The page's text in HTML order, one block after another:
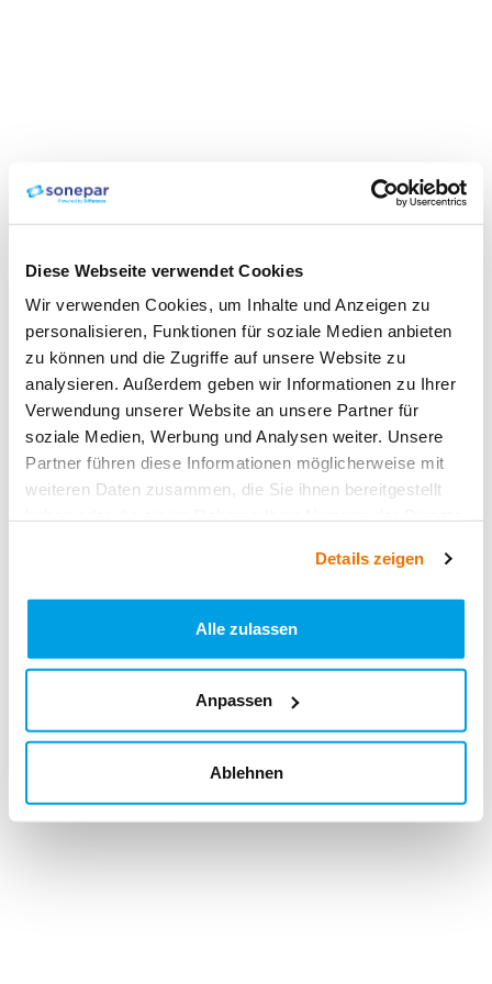
Diese Webseite verwendet Cookies
Wir verwenden Cookies, um Inhalte und Anzeigen zu
personalisieren, Funktionen für soziale Medien anbieten
zu können und die Zugriffe auf unsere Website zu
analysieren. Außerdem geben wir Informationen zu Ihrer
Verwendung unserer Website an unsere Partner für
soziale Medien, Werbung und Analysen weiter. Unsere
Partner führen diese Informationen möglicherweise mit
weiteren Daten zusammen, die Sie ihnen bereitgestellt
Details zeigen
Alle zulassen
Anpassen
Ablehnen